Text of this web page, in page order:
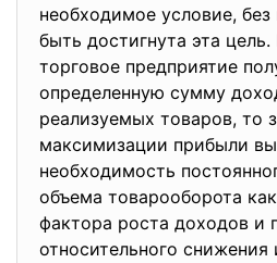
необходимое условие,
быть достигнута эта
торговое предприятие
определенную сумму
реализуемых товаров, то
максимизации прибыли
необходимость
объема товарооборота
фактора роста доходов и
относительного снижения